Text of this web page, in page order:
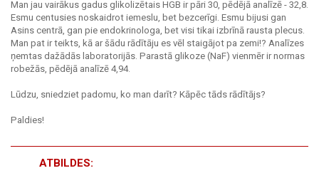
Man jau vairākus gadus glikolizētais HGB ir pāri 30, pēdējā analīzē - 32,8.
Esmu centusies noskaidrot iemeslu, bet bezcerīgi. Esmu bijusi gan
Asins centrā, gan pie endokrinologa, bet visi tikai izbrīnā rausta plecus.
Man pat ir teikts, kā ar šādu rādītāju es vēl staigājot pa zemi!? Analīzes
ņemtas dažādās laboratorijās. Parastā glikoze (NaF) vienmēr ir normas
robežās, pēdējā analīzē 4,94.
Lūdzu, sniedziet padomu, ko man darīt? Kāpēc tāds rādītājs?
Paldies!
ATBILDES: